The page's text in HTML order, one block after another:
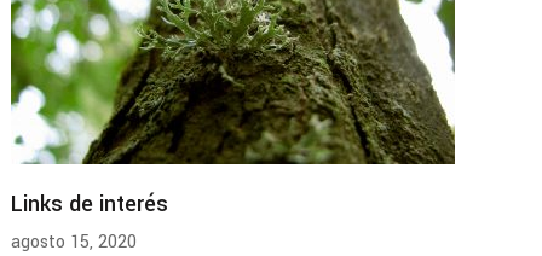
Links de interés
agosto 15, 2020